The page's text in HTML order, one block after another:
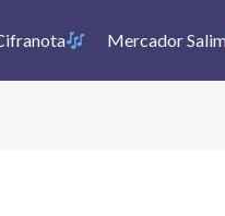
Mercador